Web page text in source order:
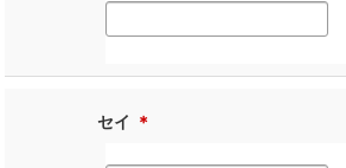
セイ ＊